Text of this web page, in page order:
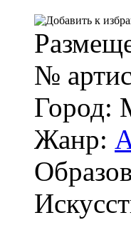
№
Город:
Жанр: